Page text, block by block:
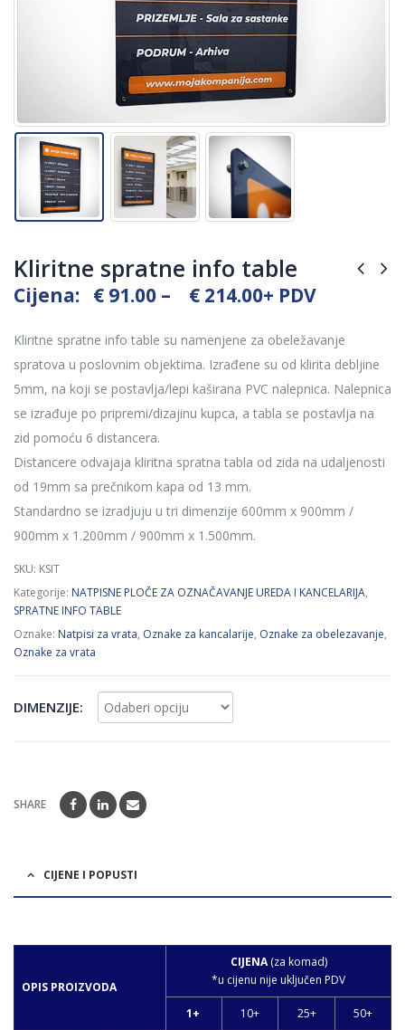
Kliritne spratne info table
Cijena: € 91.00 – € 214.00Price
€ 91.00
through
€ 214.00
+ PDV
Kliritne spratne info table su namenjene za obeležavanje
spratova u poslovnim objektima. Izrađene su od klirita debljine
5mm, na koji se postavlja/lepi kaširana PVC nalepnica. Nalepnica
se izrađuje po pripremi/dizajinu kupca, a tabla se postavlja na
zid pomoću 6 distancera.
Distancere odvajaja kliritna spratna tabla od zida na udaljenosti
od 19mm sa prečnikom kapa od 13 mm.
Standardno se izradjuju u tri dimenzije 600mm x 900mm /
900mm x 1.200mm / 900mm x 1.500mm.
SKU: KSIT
Kategorije: NATPISNE PLOČE ZA OZNAČAVANJE UREDA I KANCELARIJA,
SPRATNE INFO TABLE
Oznake: Natpisi za vrata, Oznake za kancalarije, Oznake za obelezavanje,
Oznake za vrata
DIMENZIJE
SHARE
CIJENE I POPUSTI
OPIS PROIZVODA
CIJENA(za komad)
*u cijenu nije uključen PDV
1+ 10+ 25+ 50+